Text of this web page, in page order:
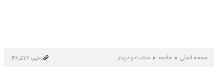
صفحه اصلی جامعه سلامت و درمان
خبر: ۱۴۶٬۵۷۶